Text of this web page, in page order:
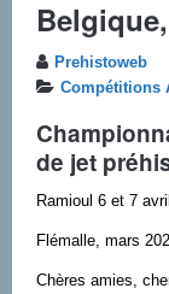
Prehistoweb
Compétitions
de jet
Ramioul 6 et 7
Flémalle, mars
Chères amies,